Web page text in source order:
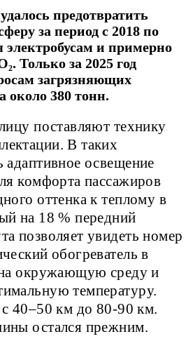
предотвратить
за период с 2018 по
электробусам и примерно
Только за 2025 год
загрязняющих
около 380 тонн.
поставляют технику
В таких
адаптивное освещение
комфорта пассажиров
оттенка к теплому в
на 18 % передний
позволяет увидеть номер
обогреватель в
на окружающую среду и
температуру.
с 40–50 км до 80-90 км.
остался прежним.